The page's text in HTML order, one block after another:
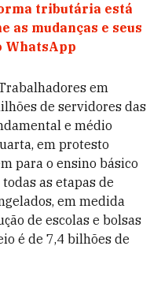
tributária está
as mudanças e seus
WhatsApp
em
de servidores das
e médio
em protesto
para o ensino básico
as etapas de
em medida
de escolas e bolsas
é de 7,4 bilhões de